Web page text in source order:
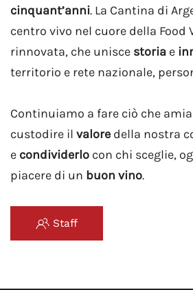
cinquant’anni. La Cantina di
centro vivo nel cuore della Food
rinnovata, che unisce storia e
territorio e rete nazionale,
Continuiamo a fare ciò che
custodire il valore della nostra
e condividerlo con chi sceglie,
piacere di un buon vino.
Staff